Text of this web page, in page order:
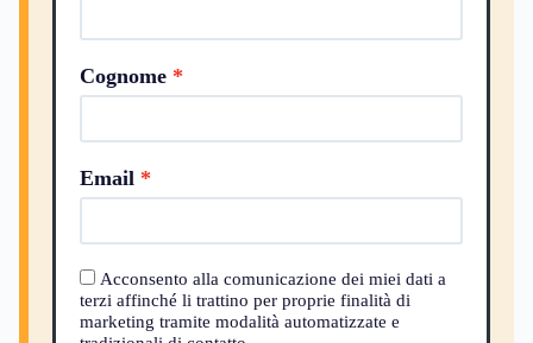
Cognome
Email
Acconsento alla comunicazione dei miei dati a
terzi affinché li trattino per proprie finalità di
marketing tramite modalità automatizzate e